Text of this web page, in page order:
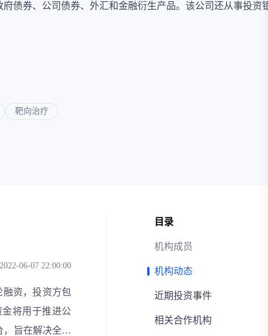
债券、公司债券、外汇和金融衍生产品。该公司还从事投资
靶向治疗
2022-06-07 22:00:00
融资，投资方包
金将用于推进公
，旨在解决全球
目录
机构成员
机构动态
近期投资事件
相关合作机构